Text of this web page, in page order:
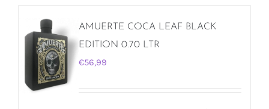
AMUERTE COCA LEAF BLACK
EDITION 0.70 LTR
€56,99